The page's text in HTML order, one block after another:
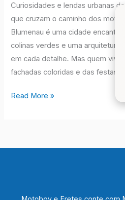
Curiosidades e lendas urbanas
que cruzam o caminho dos
Blumenau é uma cidade
colinas verdes e uma arquitetura
em cada detalhe. Mas quem vive
fachadas coloridas e das festas
Read More »